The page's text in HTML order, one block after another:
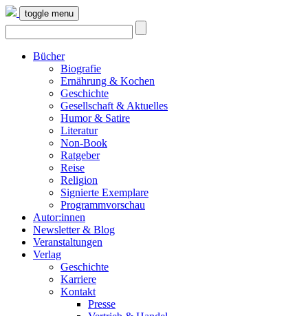
toggle menu
Bücher
Biografie
Ernährung & Kochen
Geschichte
Gesellschaft & Aktuelles
Humor & Satire
Literatur
Non-Book
Ratgeber
Reise
Religion
Signierte Exemplare
Programmvorschau
Autor:innen
Newsletter & Blog
Veranstaltungen
Verlag
Geschichte
Karriere
Kontakt
Presse